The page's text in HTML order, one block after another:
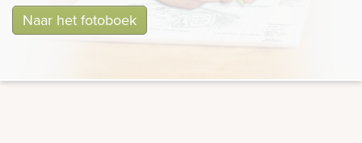
Naar het fotoboek